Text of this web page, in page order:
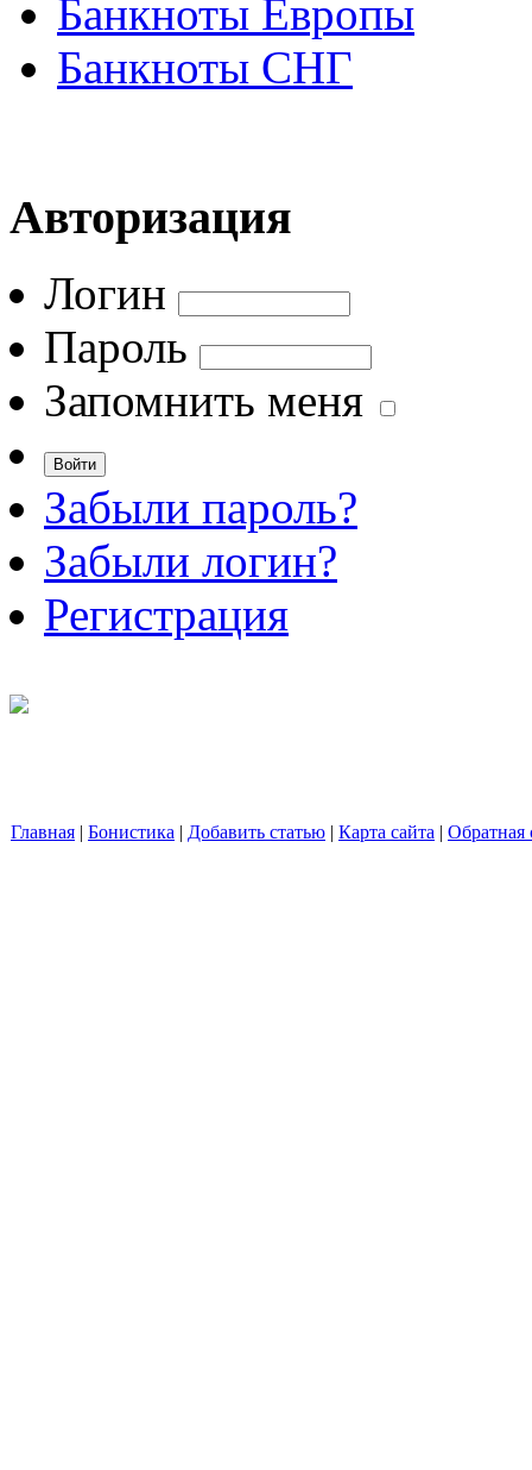
Банкноты Европы
Банкноты СНГ
Авторизация
Логин
Пароль
Запомнить меня
Забыли пароль?
Забыли логин?
Регистрация
Главная | Бонистика | Добавить статью | Карта сайта | Обратная